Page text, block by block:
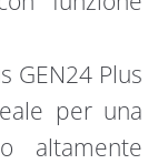
GEN24 Plus
per una
altamente